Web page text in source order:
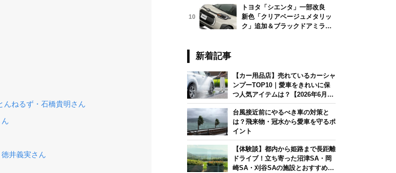
んねるず・石橋貴明さん
井義実さん
10
トヨタ「シエンタ」一部改良
新色「クリアベージュメタリッ
ク」追加＆ブラックドアミラー
新着記事
【カー用品店】売れているカーシャ
ンプーTOP10｜愛車をきれいに保
つ人気アイテムは？【2026年6月
版】
台風接近前にやるべき車の対策と
は？飛来物・冠水から愛車を守るポ
イント
【体験談】都内から姫路まで長距離
ドライブ！立ち寄った沼津SA・岡
崎SA・刈谷SAの施設とおすすめグ